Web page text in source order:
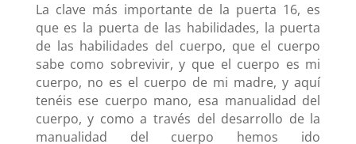
La clave más importante de la puerta 16, es
que es la puerta de las habilidades, la puerta
de las habilidades del cuerpo, que el cuerpo
sabe como sobrevivir, y que el cuerpo es mi
cuerpo, no es el cuerpo de mi madre, y aquí
tenéis ese cuerpo mano, esa manualidad del
cuerpo, y como a través del desarrollo de la
manualidad del cuerpo hemos ido